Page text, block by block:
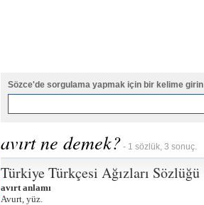
Sözce'de sorgulama yapmak için bir kelime girin
avırt ne demek? - 1 sözlük, 3 sonuç.
Türkiye Türkçesi Ağızları Sözlüğü
avırt anlamı
Avurt, yüz.